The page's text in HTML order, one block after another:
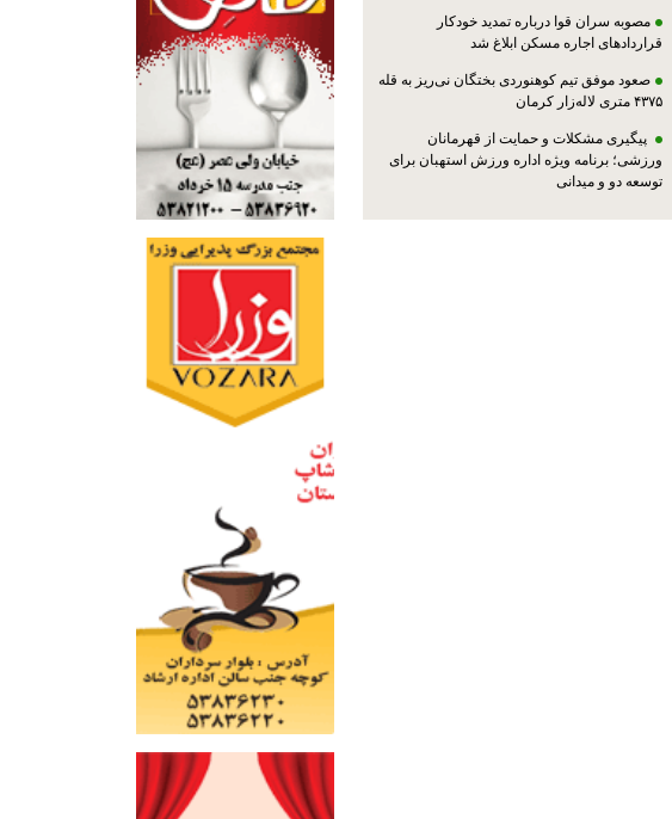
مصوبه سران قوا درباره تمدید خودکار
قراردادهای اجاره مسکن ابلاغ شد
صعود موفق تیم کوهنوردی بختگان نی‌ریز به قله
۴۳۷۵ متری لاله‌زار کرمان
پیگیری مشکلات و حمایت از قهرمانان
ورزشی؛ برنامه ویژه اداره ورزش استهبان برای
توسعه دو و میدانی